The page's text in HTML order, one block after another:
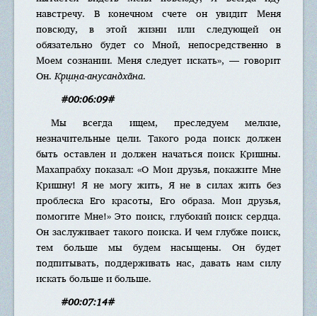
навстречу. В конечном счете он увидит Меня
повсюду, в этой жизни или следующей он
обязательно будет со Мной, непосредственно в
Моем сознании. Меня следует искать», — говорит
Он.Кр̣ш̣н̣а-анусандха̄на.
#00:06:09#
Мы всегда ищем, преследуем мелкие,
незначительные цели. Такого рода поиск должен
быть оставлен и должен начаться поиск Кришны.
Махапрабху показал: «О Мои друзья, покажите Мне
Кришну! Я не могу жить, Я не в силах жить без
проблеска Его красоты, Его образа. Мои друзья,
помогите Мне!» Это поиск, глубокий поиск сердца.
Он заслуживает такого поиска. И чем глубже поиск,
тем больше мы будем насыщены. Он будет
подпитывать, поддерживать нас, давать нам силу
искать больше и больше.
#00:07:14#